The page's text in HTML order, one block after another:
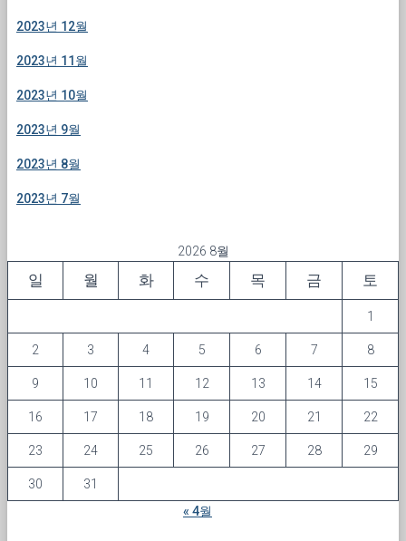
2023년 12월
2023년 11월
2023년 10월
2023년 9월
2023년 8월
2023년 7월
2026 8월
일 월 화 수 목 금 토
1
2 3 4 5 6 7 8
9 10 11 12 13 14 15
16 17 18 19 20 21 22
23 24 25 26 27 28 29
30
31
« 4월